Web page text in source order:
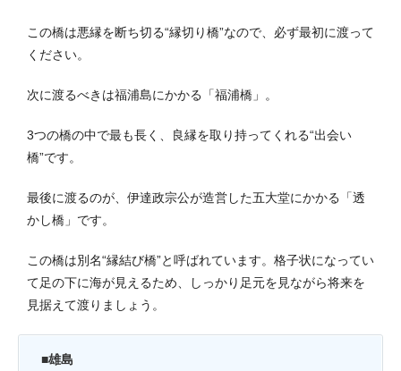
この橋は悪縁を断ち切る“縁切り橋”なので、必ず最初に渡って
ください。
次に渡るべきは福浦島にかかる「福浦橋」。
3つの橋の中で最も長く、良縁を取り持ってくれる“出会い
橋”です。
最後に渡るのが、伊達政宗公が造営した五大堂にかかる「透
かし橋」です。
この橋は別名“縁結び橋”と呼ばれています。格子状になってい
て足の下に海が見えるため、しっかり足元を見ながら将来を
見据えて渡りましょう。
■雄島